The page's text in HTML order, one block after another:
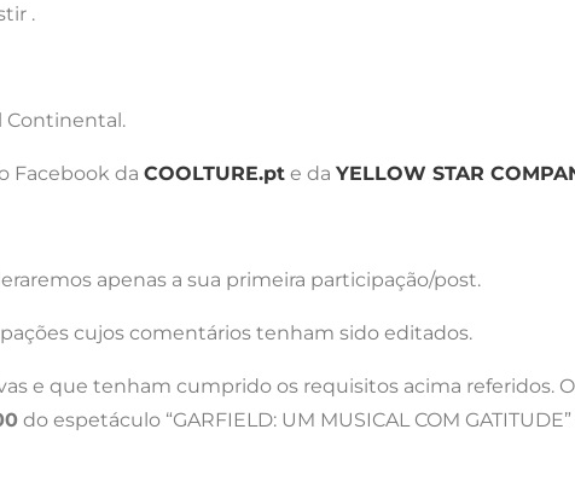
.
Continental.
Facebook da COOLTURE.pt e da YELLOW STAR
apenas a sua primeira participação/post.
cujos comentários tenham sido editados.
e que tenham cumprido os requisitos acima referidos.
do espetáculo “GARFIELD: UM MUSICAL COM